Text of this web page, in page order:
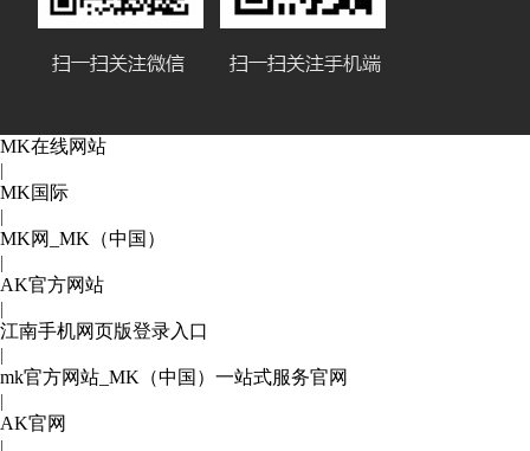
MK在线网站
|
MK国际
|
MK网_MK（中国）
|
AK官方网站
|
江南手机网页版登录入口
|
mk官方网站_MK（中国）一站式服务官网
|
AK官网
|